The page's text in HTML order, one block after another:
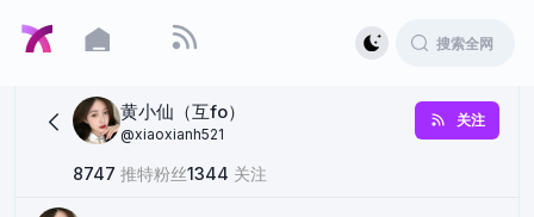
黄小仙（互fo）
@xiaoxianh521
关注
8747 推特粉丝1344 关注